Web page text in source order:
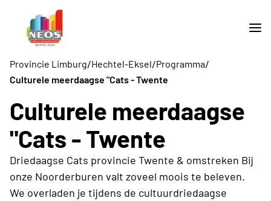
Provincie Limburg/Hechtel-Eksel/Programma/
Culturele meerdaagse "Cats - Twente
Culturele meerdaagse
"Cats - Twente
Driedaagse Cats provincie Twente & omstreken Bij
onze Noorderburen valt zoveel moois te beleven.
We overladen je tijdens de cultuurdriedaagse